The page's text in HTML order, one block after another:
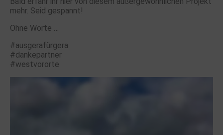
mehr. Seid gespannt!
Ohne Worte …
#ausgerafürgera
#dankepartner
#westvororte